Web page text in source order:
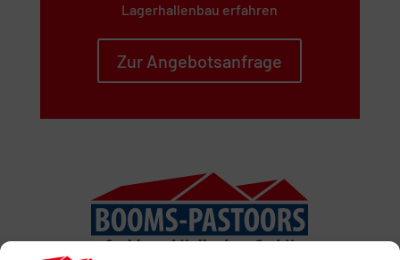
Lagerhallenbau erfahren
Zur Angebotsanfrage